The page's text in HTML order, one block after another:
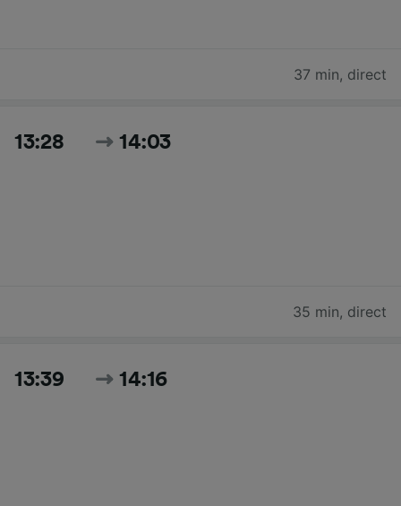
37 min, direct
13:28 14:03
35 min, direct
13:39 14:16